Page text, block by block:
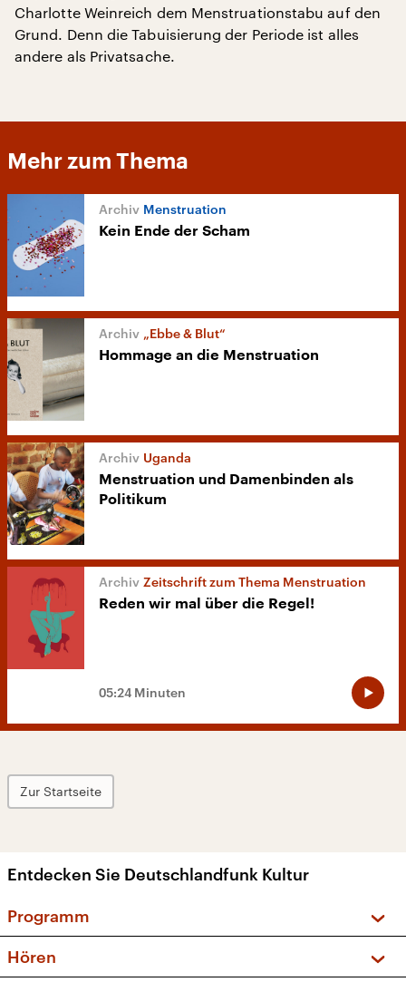
Charlotte Weinreich dem Menstruationstabu auf den
Grund. Denn die Tabuisierung der Periode ist alles
andere als Privatsache.
Mehr zum Thema
Menstruation
Kein Ende der Scham
„Ebbe & Blut“
Hommage an die Menstruation
Uganda
Menstruation und Damenbinden als
Politikum
Zeitschrift zum Thema Menstruation
Reden wir mal über die Regel!
05:24 Minuten
Zur Startseite
Entdecken Sie Deutschlandfunk Kultur
Programm
Hören